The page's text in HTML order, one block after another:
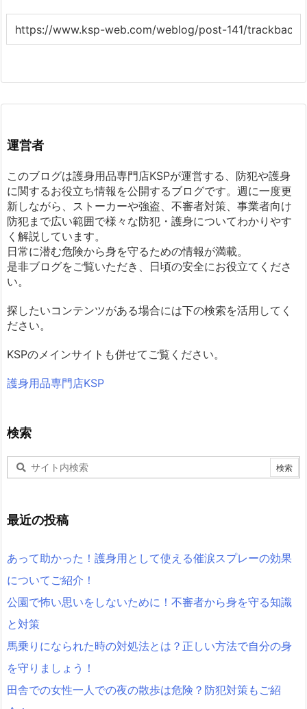
運営者
このブログは護身用品専門店KSPが運営する、防犯や護身
に関するお役立ち情報を公開するブログです。週に一度更
新しながら、ストーカーや強盗、不審者対策、事業者向け
防犯まで広い範囲で様々な防犯・護身についてわかりやす
く解説しています。
日常に潜む危険から身を守るための情報が満載。
是非ブログをご覧いただき、日頃の安全にお役立てくださ
い。
探したいコンテンツがある場合には下の検索を活用してく
ださい。
KSPのメインサイトも併せてご覧ください。
護身用品専門店KSP
検索
最近の投稿
あって助かった！護身用として使える催涙スプレーの効果
についてご紹介！
公園で怖い思いをしないために！不審者から身を守る知識
と対策
馬乗りになられた時の対処法とは？正しい方法で自分の身
を守りましょう！
田舎での女性一人での夜の散歩は危険？防犯対策もご紹